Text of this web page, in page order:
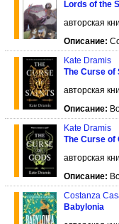
Lords of the
авторская
Описание:
Kate Dramis
The Curse of
авторская
Описание:
Kate Dramis
The Curse of
авторская
Описание:
Costanza
Babylonia